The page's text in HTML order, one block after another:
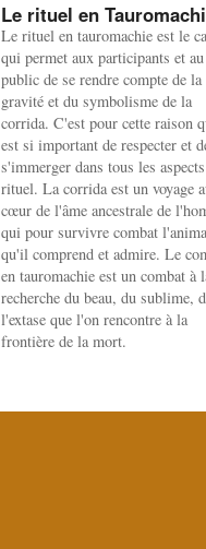
Le rituel en
Le rituel en tauromachie est le
qui permet aux participants et au
public de se rendre compte de la
gravité et du symbolisme de la
corrida. C'est pour cette raison
est si important de respecter et
s'immerger dans tous les
rituel. La corrida est un voyage
cœur de l'âme ancestrale de
qui pour survivre combat
qu'il comprend et admire. Le
en tauromachie est un combat à
recherche du beau, du sublime,
l'extase que l'on rencontre à la
frontière de la mort.